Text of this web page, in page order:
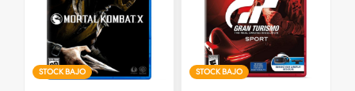
STOCK BAJO STOCK BAJO